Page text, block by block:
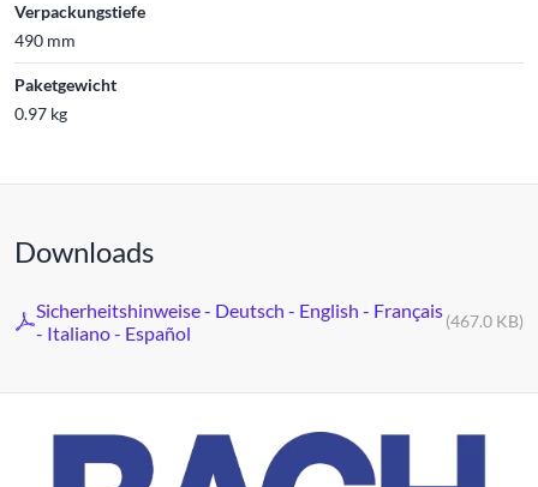
Verpackungstiefe
490 mm
Paketgewicht
0.97 kg
Downloads
Sicherheitshinweise - Deutsch - English - Français
- Italiano - Español
(467.0 KB)